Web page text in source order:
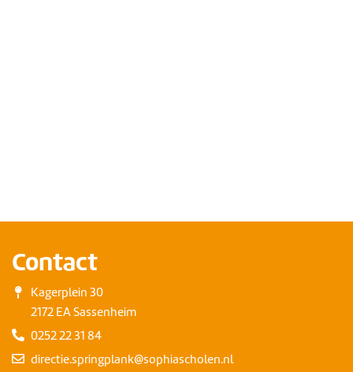
Contact
Kagerplein 30
2172 EA Sassenheim
0252 22 31 84
directie.springplank@sophiascholen.nl